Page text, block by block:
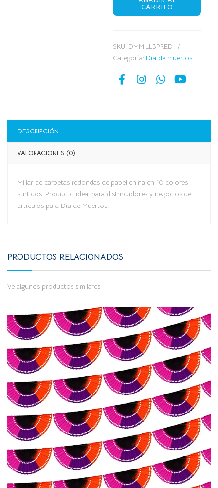
CARRITO
SKU: DMMILL3PRED
Categoría: Día de muertos
DESCRIPCIÓN
VALORACIONES (0)
Millar de carpetas redondas de papel china en 10 colores
surtidos. Producto ideal para distribuidores y negocios de
artículos para Día de Muertos.
PRODUCTOS RELACIONADOS
Ve algunos productos similares